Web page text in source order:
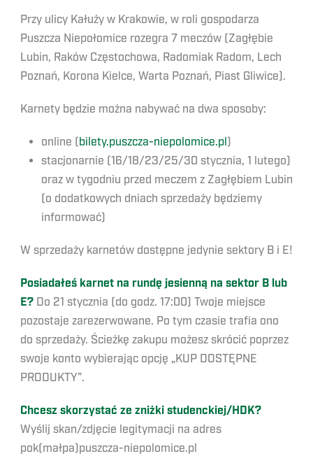
Przy ulicy Kałuży w Krakowie, w roli gospodarza
Puszcza Niepołomice rozegra 7 meczów (Zagłębie
Lubin, Raków Częstochowa, Radomiak Radom, Lech
Poznań, Korona Kielce, Warta Poznań, Piast Gliwice).
Karnety będzie można nabywać na dwa sposoby:
online (bilety.puszcza-niepolomice.pl)
stacjonarnie (16/18/23/25/30 stycznia, 1 lutego)
oraz w tygodniu przed meczem z Zagłębiem Lubin
(o dodatkowych dniach sprzedaży będziemy
informować)
W sprzedaży karnetów dostępne jedynie sektory B i E!
Posiadałeś karnet na rundę jesienną na sektor B lub
E? Do 21 stycznia (do godz. 17:00) Twoje miejsce
pozostaje zarezerwowane. Po tym czasie trafia ono
do sprzedaży. Ścieżkę zakupu możesz skrócić poprzez
swoje konto wybierając opcję „KUP DOSTĘPNE
PRODUKTY”.
Chcesz skorzystać ze zniżki studenckiej/HDK?
Wyślij skan/zdjęcie legitymacji na adres
pok(małpa)puszcza-niepolomice.pl